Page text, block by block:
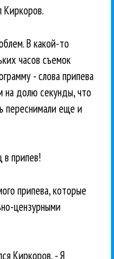
Киркоров.
В какой-то
часов съемок
- слова припева
на долю секунды, что
переснимали еще и
в припев!
припева, которые
цензурными
Киркоров. - Я